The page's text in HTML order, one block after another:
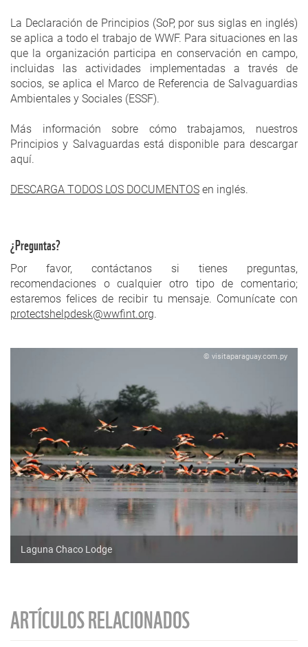
La Declaración de Principios (SoP, por sus siglas en inglés)
se aplica a todo el trabajo de WWF. Para situaciones en las
que la organización participa en conservación en campo,
incluidas las actividades implementadas a través de
socios, se aplica el Marco de Referencia de Salvaguardias
Ambientales y Sociales (ESSF).
Más información sobre cómo trabajamos, nuestros
Principios y Salvaguardas está disponible para descargar
aquí.
DESCARGA TODOS LOS DOCUMENTOS en inglés.
¿Preguntas?
Por favor, contáctanos si tienes preguntas,
recomendaciones o cualquier otro tipo de comentario;
estaremos felices de recibir tu mensaje. Comunícate con
protectshelpdesk@wwfint.org.
© visitaparaguay.com.py
Laguna Chaco Lodge
ARTÍCULOS RELACIONADOS